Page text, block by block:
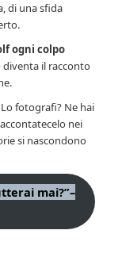
di una sfida
ogni colpo
diventa il racconto
fotografi? Ne hai
nei
si nascondono
mai?”–